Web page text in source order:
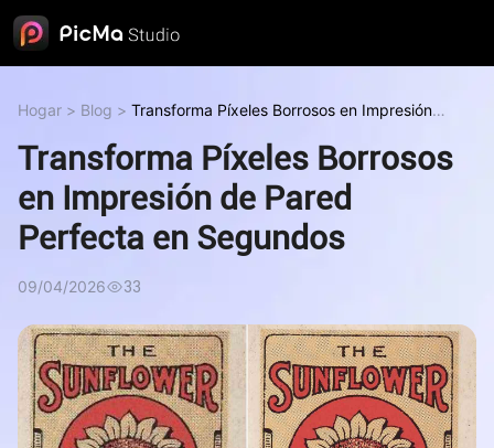
Hogar > Blog > Transforma Píxeles Borrosos en Impresión
Transforma Píxeles Borrosos
en Impresión de Pared
Perfecta en Segundos
09/04/2026 33